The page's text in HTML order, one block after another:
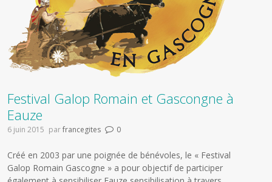
Festival Galop Romain et Gascongne à
Eauze
6 juin 2015 parfrancegites 0
Créé en 2003 par une poignée de bénévoles, le « Festival
Galop Romain Gascogne » a pour objectif de participer